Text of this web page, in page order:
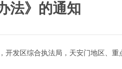
法》的通知
发区综合执法局，天安门地区、